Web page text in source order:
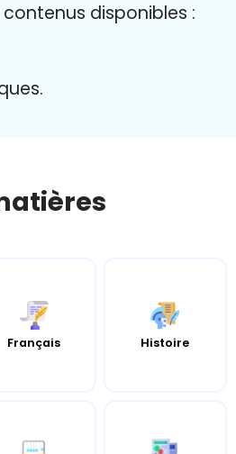
disponibles :
Français Histoire